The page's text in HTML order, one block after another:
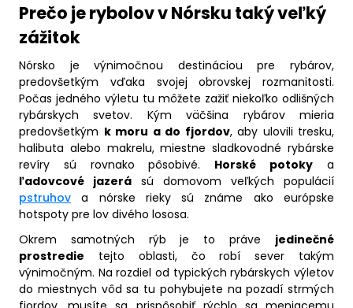
Prečo je rybolov v Nórsku taký veľký
zážitok
Nórsko je výnimočnou destináciou pre rybárov,
predovšetkým vďaka svojej obrovskej rozmanitosti.
Počas jedného výletu tu môžete zažiť niekoľko odlišných
rybárskych svetov. Kým väčšina rybárov mieria
predovšetkým k moru a do fjordov, aby ulovili tresku,
halibuta alebo makrelu, miestne sladkovodné rybárske
revíry sú rovnako pôsobivé. Horské potoky a
ľadovcové jazerá sú domovom veľkých populácií
pstruhov a nórske rieky sú známe ako európske
hotspoty pre lov divého lososa.
Okrem samotných rýb je to práve jedinečné
prostredie tejto oblasti, čo robí sever takým
výnimočným. Na rozdiel od typických rybárskych výletov
do miestnych vôd sa tu pohybujete na pozadí strmých